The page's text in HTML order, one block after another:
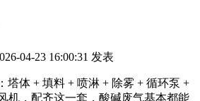
04-23 16:00:31 发表
塔体 + 填料 + 喷淋 + 除雾 + 循环泵 +
机，配齐这一套，酸碱废气基本都能